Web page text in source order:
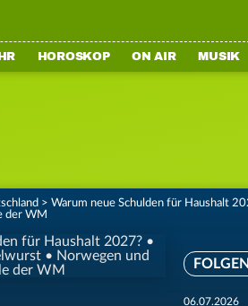
HOROSKOP ON AIR MUSIK
> Warum neue Schulden für Haushalt
der WM
FOLGEN
06.07.2026